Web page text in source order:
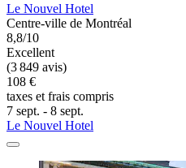
Le Nouvel Hotel
Centre-ville de Montréal
8,8/10
Excellent
(3 849 avis)
108 €
taxes et frais compris
7 sept. - 8 sept.
Le Nouvel Hotel